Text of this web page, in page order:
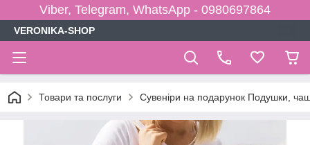
Viber, Telegram, WhatsApp - 0980697864
VERONIKA-SHOP
Товари та послуги Сувеніри на подарунок Подушки,